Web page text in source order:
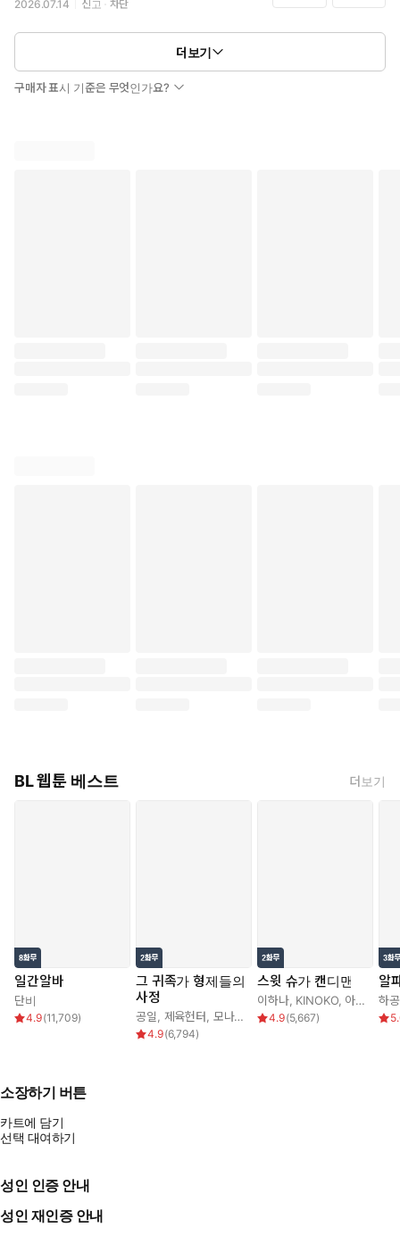
2026.07.14 신고 차단
더보기
구매자 표시 기준은 무엇인가요?
BL 웹툰 베스트 더보기
일간알바
단비
4.9(11,709)
그 귀족가 형제들의
사정
공일 제육헌터 모나글로리아
4.9(6,794)
스윗 슈가 캔디맨
이하나, KINOKO, 아르카나
4.9(5,667)
알
하공
소장하기 버튼
카트에 담기
선택 대여하기
성인 인증 안내
성인 재인증 안내